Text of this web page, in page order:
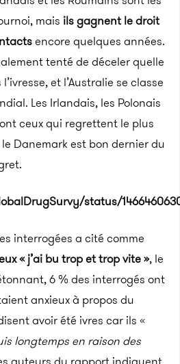
mais ils gagnent le droit
encore quelques années.
tenté de déceler quelle
et l’Australie se classe
Les Irlandais, les Polonais
ceux qui regrettent le plus
Danemark est bon dernier du
status/
interrogées a cité comme
« j’ai bu trop et trop vite », le
6 % des interrogés ont
anxieux à propos du
avoir été ivres car ils «
longtemps en raison des